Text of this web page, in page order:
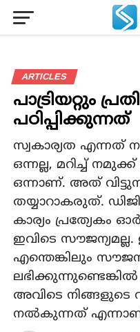
ARTICLES
പാട്രിയറ്റും
പഠിപ്പിക്കുന്നത്
സ്വകാര്യത എന്നത്
ഒന്നല്ല, മറിച്ച്
ഒന്നാണ്. അത്
തയ്യാറാകരുത്.
കാര്യം പ്രത്യേകം
ഇവിടെ
എന്തെങ്കിലും
അവിടെ നിങ്ങളുടെ
നല്‍കുന്നത്